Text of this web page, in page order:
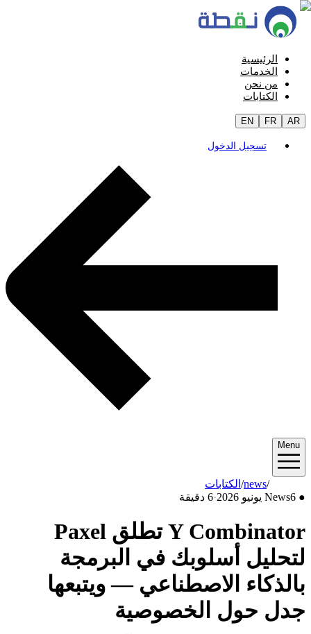
الرئيسية
الخدمات
من نحن
الكتابات
EN FR AR
تسجيل الدخول
Menu
الكتابات/news
●
News 6 يونيو 2026 ·6 دقيقة
Y Combinator تطلق Paxel
لتحليل أسلوبك في البرمجة
بالذكاء الاصطناعي — ويتبعها
جدل حول الخصوصية